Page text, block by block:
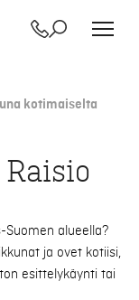
Yhteystiedot
Etsi
kotimaiselta
alueella?
ja ovet kotiisi,
esittelykäynti tai